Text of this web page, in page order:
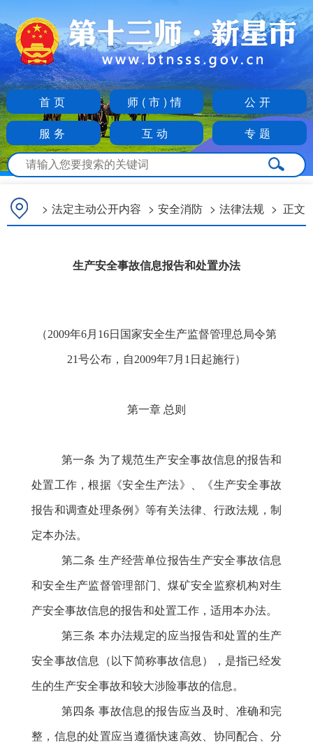
首页 师(市)情
公开
服务
互动 专题
> 法定主动公开内容 > 安全消防 > 法律法规 > 正文
生产安全事故信息报告和处置办法
（2009年6月16日国家安全生产监督管理总局令第
21号公布，自2009年7月1日起施行）
第一章 总则
第一条 为了规范生产安全事故信息的报告和
处置工作，根据《安全生产法》、《生产安全事故
报告和调查处理条例》等有关法律、行政法规，制
定本办法。
第二条 生产经营单位报告生产安全事故信息
和安全生产监督管理部门、煤矿安全监察机构对生
产安全事故信息的报告和处置工作，适用本办法。
第三条 本办法规定的应当报告和处置的生产
安全事故信息（以下简称事故信息），是指已经发
生的生产安全事故和较大涉险事故的信息。
第四条 事故信息的报告应当及时、准确和完
整，信息的处置应当遵循快速高效、协同配合、分